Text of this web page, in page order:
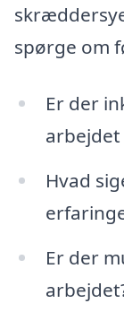
spørge om
Er der
arbejdet
Hvad
Er der